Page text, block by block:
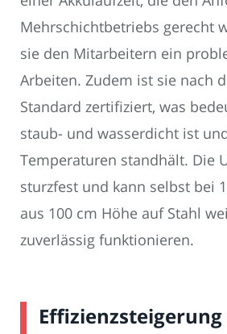
Mehrschichtbetriebs gerecht
sie den Mitarbeitern ein
Arbeiten. Zudem ist sie nach
Standard zertifiziert, was
staub- und wasserdicht ist
Temperaturen standhält. Die
sturzfest und kann selbst bei
aus 100 cm Höhe auf Stahl
zuverlässig funktionieren.